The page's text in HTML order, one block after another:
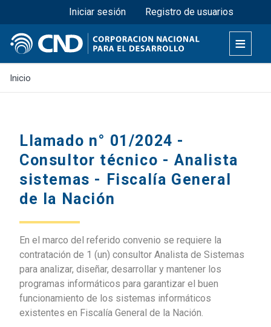
Pasar
al
contenido
principal
Menú superior
Iniciar sesión Registro de usuarios
Inicio
Llamado n° 01/2024 -
Consultor técnico - Analista
sistemas - Fiscalía General
de la Nación
En el marco del referido convenio se requiere la
contratación de 1 (un) consultor Analista de Sistemas
para analizar, diseñar, desarrollar y mantener los
programas informáticos para garantizar el buen
funcionamiento de los sistemas informáticos
existentes en Fiscalía General de la Nación.